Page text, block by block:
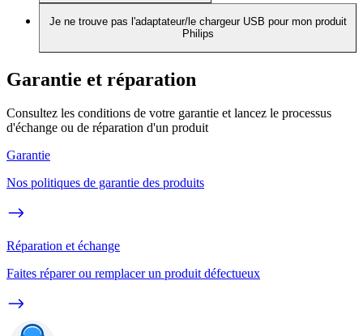
Je ne trouve pas l'adaptateur/le chargeur USB pour mon produit
Philips
Garantie et réparation
Consultez les conditions de votre garantie et lancez le processus
d'échange ou de réparation d'un produit
Garantie
Nos politiques de garantie des produits
Réparation et échange
Faites réparer ou remplacer un produit défectueux